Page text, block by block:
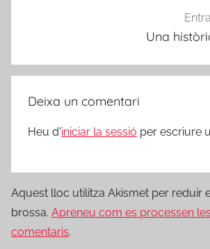
Una
Deixa un comentari
Heu d'iniciar la sessió per escriure
Aquest lloc utilitza Akismet per reduir
brossa. Apreneu com es processen
comentaris.